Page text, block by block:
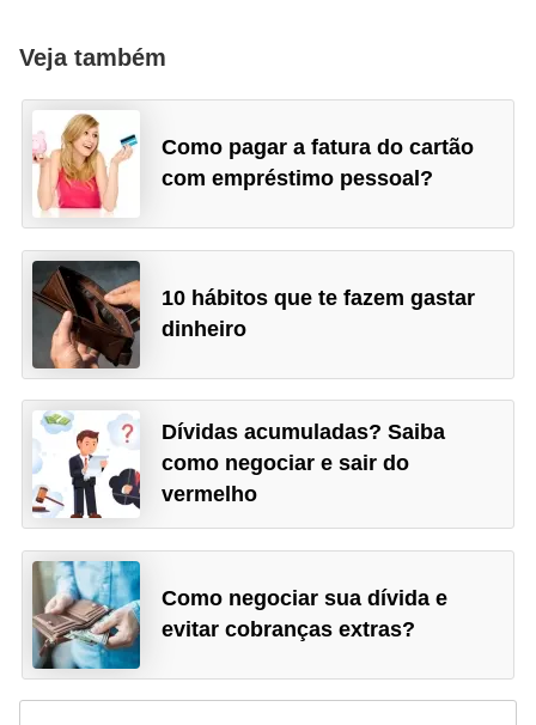
Veja também
Como pagar a fatura do cartão
com empréstimo pessoal?
10 hábitos que te fazem gastar
dinheiro
Dívidas acumuladas? Saiba
como negociar e sair do
vermelho
Como negociar sua dívida e
evitar cobranças extras?